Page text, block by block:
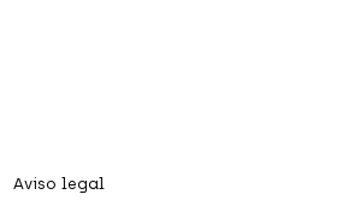
Aviso legal